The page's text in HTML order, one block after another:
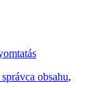
obsahu,